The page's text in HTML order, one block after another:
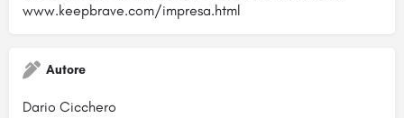
www.keepbrave.com/impresa.html
Autore
Dario Cicchero